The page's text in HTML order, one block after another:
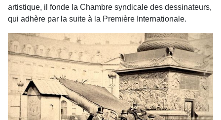
artistique, il fonde la Chambre syndicale des dessinateurs,
qui adhère par la suite à la Première Internationale.